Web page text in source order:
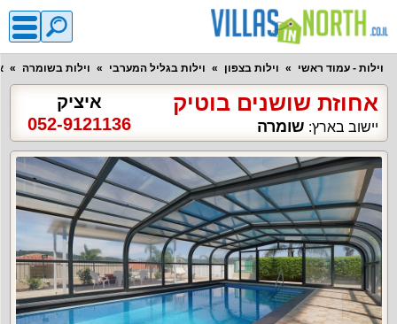
וילות - עמוד ראשי וילות בצפון וילות בגליל המערבי וילות בשומרה
אחוזת שושנים בוטיק
יישוב בארץ: שומרה
איציק
052-9121136